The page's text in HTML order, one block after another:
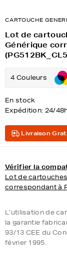
CARTOUCHE
Lot de
Générique
4 Couleurs
En stock
Expédition: 24/
Livraison
Vérifier la
Lot de
correspondant à
L’utilisation de
la garantie
93/13 CEE du
février 1995.